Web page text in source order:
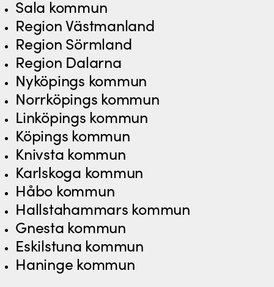
Sala kommun
Region Västmanland
Region Sörmland
Region Dalarna
Nyköpings kommun
Norrköpings kommun
Linköpings kommun
Köpings kommun
Knivsta kommun
Karlskoga kommun
Håbo kommun
Hallstahammars kommun
Gnesta kommun
Eskilstuna kommun
Haninge kommun